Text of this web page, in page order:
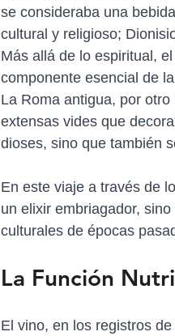
se consideraba una
cultural y religioso;
Más allá de lo espiritual,
componente esencial de
La Roma antigua, por
extensas vides que
dioses, sino que también
En este viaje a través de
un elixir embriagador,
culturales de épocas
La Función
El vino, en los registros